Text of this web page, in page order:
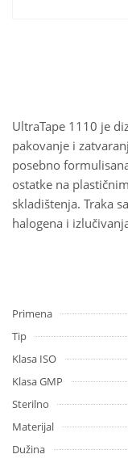
UltraTape 1110 je
pakovanje i
posebno
ostatke na
skladištenja. Traka
halogena i
Primena
Tip
Klasa ISO
Klasa GMP
Sterilno
Materijal
Dužina